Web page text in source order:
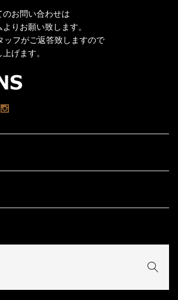
お問い合わせは
りお願い致します。
ッフがご返答致しますので
げます。